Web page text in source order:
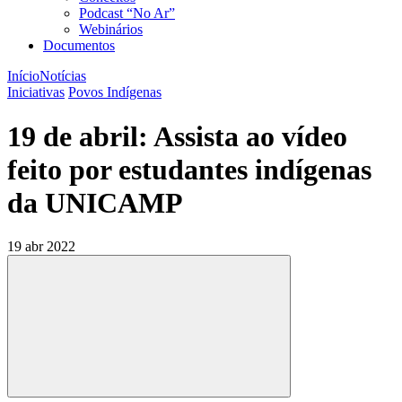
Podcast “No Ar”
Webinários
Documentos
InícioNotícias
Iniciativas Povos Indígenas
19 de abril: Assista ao vídeo
feito por estudantes indígenas
da UNICAMP
19 abr 2022